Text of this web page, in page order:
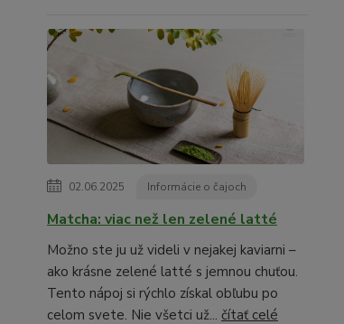
02.06.2025 Informácie o čajoch
Matcha: viac než len zelené latté
Možno ste ju už videli v nejakej kaviarni –
ako krásne zelené latté s jemnou chuťou.
Tento nápoj si rýchlo získal obľubu po
celom svete. Nie všetci už... čítať celé